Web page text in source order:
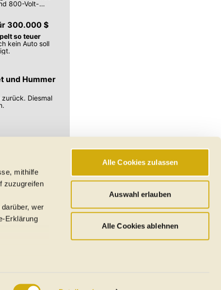
mithilfe
zuzugreifen
wer
Erklärung
Alle Cookies zulassen
Auswahl erlauben
Alle Cookies ablehnen
800-Volt-
300.000 $
so teuer
kein Auto soll
und Hummer
Diesmal
Reichweiten